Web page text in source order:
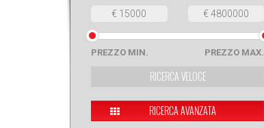
PREZZO MIN. PREZZO MAX.
RICERCA AVANZATA